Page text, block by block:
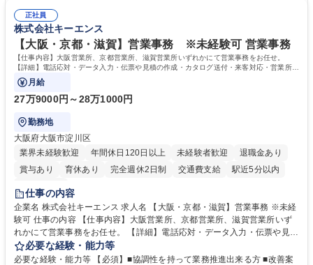
正社員
株式会社キーエンス
【大阪・京都・滋賀】営業事務 ※未経験可 営業事務
【仕事内容】大阪営業所、京都営業所、滋賀営業所いずれかにて営業事務をお任せ。
【詳細】電話応対・データ入力・伝票や見積の作成・カタログ送付・来客対応・営業所内
で発生する事務業務や業務改善をお任せ。
月給
27万9000円～28万1000円
勤務地
大阪府大阪市淀川区
業界未経験歓迎
年間休日120日以上 未経験者歓迎
退職金あり
賞与あり
育休あり 完全週休2日制 交通費支給
駅近5分以内
土日祝休み
仕事の内容
企業名 株式会社キーエンス 求人名 【大阪・京都・滋賀】営業事務 ※未経
験可 仕事の内容 【仕事内容】大阪営業所、京都営業所、滋賀営業所いず
れかにて営業事務をお任せ。 【詳細】電話応対・データ入力・伝票や見積
の作成・カタログ送付・来客対応・営業所内で発生する事務業務や業務改
善をお任せ。 【教育制度】ご入社後、育成担当とペアになりながらOJTに
必要な経験・能力等
必要な経験・能力等 【必須】■協調性を持って業務推進出来る方 ■改善案